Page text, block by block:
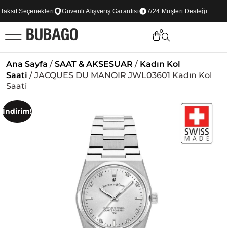
Seçenekleri Güvenli Alışveriş Garantisi 7/24 Müşteri Desteği
0
Ana Sayfa / SAAT & AKSESUAR / Kadın Kol
Saati / JACQUES DU MANOIR JWL03601 Kadın Kol
Saati
İndirim!